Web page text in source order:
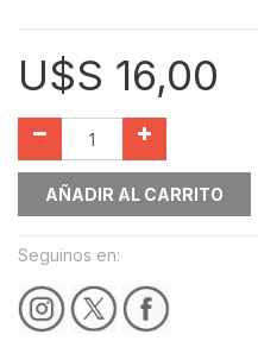
U$S 16,00
AÑADIR AL CARRITO
Seguinos en: